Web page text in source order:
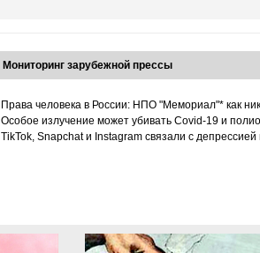
Мониторинг зарубежной прессы
Права человека в России: НПО "Мемориал"* как
Особое излучение может убивать Covid-19 и
TikTok, Snapchat и Instagram связали с